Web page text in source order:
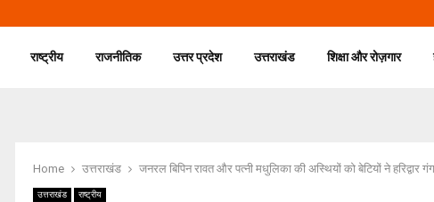
राष्ट्रीय राजनीतिक उत्तर प्रदेश उत्तराखंड शिक्षा और रोज़गार
Home उत्तराखंड जनरल बिपिन रावत और पत्नी मधुलिका की अस्थियों को बेटियों ने हरिद्वार
उत्तराखंड राष्ट्रीय